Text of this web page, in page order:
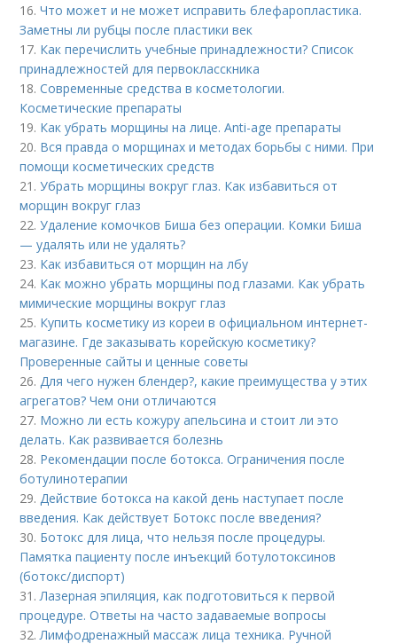
16.Что может и не может исправить блефаропластика.
Заметны ли рубцы после пластики век
17. Как перечислить учебные принадлежности? Список
принадлежностей для первокласскника
18.Современные средства в косметологии.
Косметические препараты
19. Как убрать морщины на лице. Anti-age препараты
20. Вся правда о морщинах и методах борьбы с ними. При
помощи косметических средств
21.Убрать морщины вокруг глаз. Как избавиться от
морщин вокруг глаз
22.Удаление комочков Биша без операции. Комки Биша
— удалять или не удалять?
23. Как избавиться от морщин на лбу
24. Как можно убрать морщины под глазами. Как убрать
мимические морщины вокруг глаз
25. Купить косметику из кореи в официальном интернет-
магазине. Где заказывать корейскую косметику?
Проверенные сайты и ценные советы
26. Для чего нужен блендер?, какие преимущества у этих
агрегатов? Чем они отличаются
27. Можно ли есть кожуру апельсина и стоит ли это
делать. Как развивается болезнь
28. Рекомендации после ботокса. Ограничения после
ботулинотерапии
29. Действие ботокса на какой день наступает после
введения. Как действует Ботокс после введения?
30. Ботокс для лица, что нельзя после процедуры.
Памятка пациенту после инъекций ботулотоксинов
(ботокс/диспорт)
31. Лазерная эпиляция, как подготовиться к первой
процедуре. Ответы на часто задаваемые вопросы
32. Лимфодренажный массаж лица техника. Ручной